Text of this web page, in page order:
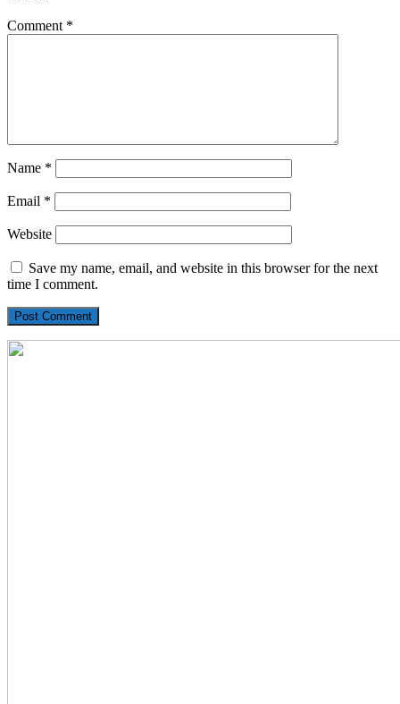
Comment *
Name *
Email *
Website
Save my name, email, and website in this browser for the next
time I comment.